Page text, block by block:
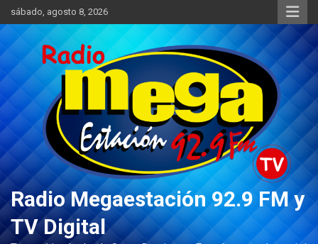
Saltar
al
contenido
sábado, agosto 8, 2026
Radio Megaestación 92.9 FM y
TV Digital